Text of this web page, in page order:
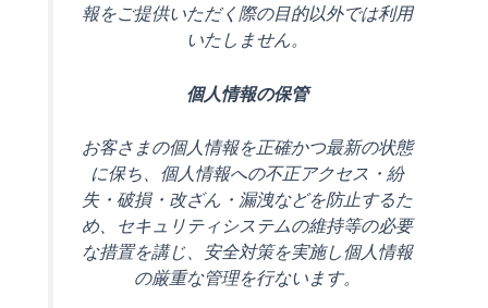
報をご提供いただく際の目的以外では利用
いたしません。
個人情報の保管
お客さまの個人情報を正確かつ最新の状態
に保ち、個人情報への不正アクセス・紛
失・破損・改ざん・漏洩などを防止するた
め、セキュリティシステムの維持等の必要
な措置を講じ、安全対策を実施し個人情報
の厳重な管理を行ないます。